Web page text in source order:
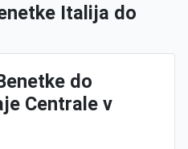
Italija do